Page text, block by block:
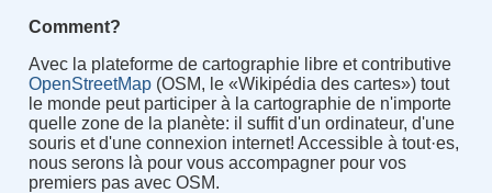
Comment?
Avec la plateforme de cartographie libre et contributive
OpenStreetMap(OSM, le «Wikipédia des cartes») tout
le monde peut participer à la cartographie de n'importe
quelle zone de la planète: il suffit d'un ordinateur, d'une
souris et d'une connexion internet! Accessible à tout·es,
nous serons là pour vous accompagner pour vos
premiers pas avec OSM.